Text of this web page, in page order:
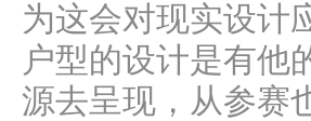
为这会对现实设计
户型的设计是有他
源去呈现，从参赛